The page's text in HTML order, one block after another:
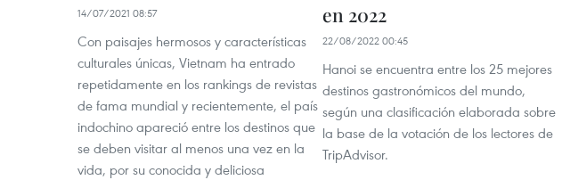
14/07/2021 08:57
Con paisajes hermosos y características
culturales únicas, Vietnam ha entrado
repetidamente en los rankings de revistas
de fama mundial y recientemente, el país
indochino apareció entre los destinos que
se deben visitar al menos una vez en la
vida, por su conocida y deliciosa
en 2022
22/08/2022 00:45
Hanoi se encuentra entre los 25 mejores
destinos gastronómicos del mundo,
según una clasificación elaborada sobre
la base de la votación de los lectores de
TripAdvisor.